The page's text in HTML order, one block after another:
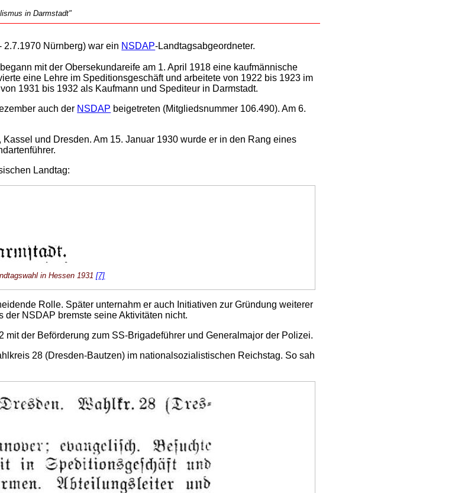
in Darmstadt"
2.7.1970 Nürnberg) war ein NSDAP-Landtagsabgeordneter.
mit der Obersekundareife am 1. April 1918 eine kaufmännische
eine Lehre im Speditionsgeschäft und arbeitete von 1922 bis 1923 im
1931 bis 1932 als Kaufmann und Spediteur in Darmstadt.
auch der NSDAP beigetreten (Mitgliedsnummer 106.490). Am 6.
und Dresden. Am 15. Januar 1930 wurde er in den Rang eines
Landtag:
in Hessen 1931[7]
Rolle. Später unternahm er auch Initiativen zur Gründung weiterer
NSDAP bremste seine Aktivitäten nicht.
der Beförderung zum SS-Brigadeführer und Generalmajor der Polizei.
28 (Dresden-Bautzen) im nationalsozialistischen Reichstag. So sah